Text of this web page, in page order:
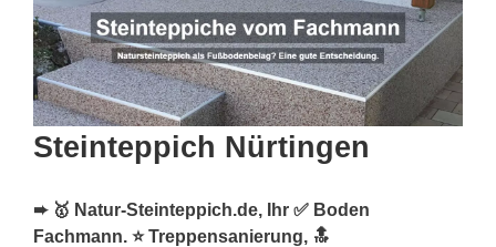
Steinteppich Nürtingen
➨ 🥇 Natur-Steinteppich.de, Ihr ✅ Boden
Fachmann. ⭐ Treppensanierung, 🔝